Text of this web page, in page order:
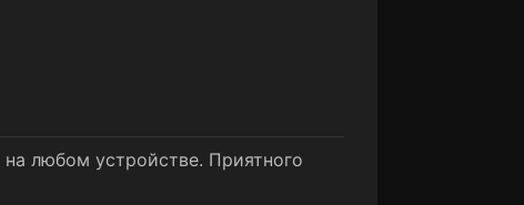
любом устройстве. Приятного